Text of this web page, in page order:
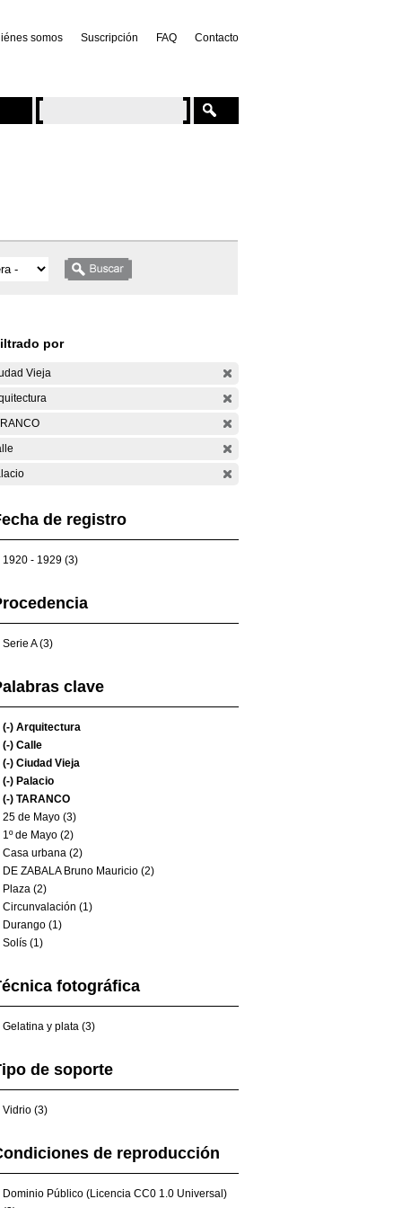
somos Suscripción FAQ Contacto
por
Vieja
de registro
1920 - 1929 (3)
Serie A (3)
clave
(-) Arquitectura
(-) Calle
(-) Ciudad Vieja
(-) Palacio
(-) TARANCO
25 de Mayo (3)
1º de Mayo (2)
Casa urbana (2)
DE ZABALA Bruno Mauricio (2)
Plaza (2)
Circunvalación (1)
Durango (1)
Solís (1)
fotográfica
Gelatina y plata (3)
de soporte
Vidrio (3)
de reproducción
Dominio Público (Licencia CC0 1.0 Universal)